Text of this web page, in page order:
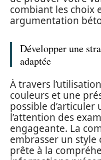
combiant les choix
argumentation
Développer une
adaptée
À travers
couleurs et une
possible d’articuler
l’attention des
engageante. La
embrasser un style
prête à la